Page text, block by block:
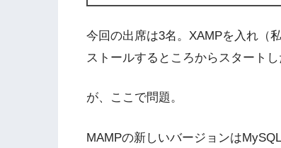
今回の出席は3名。XAMPを入れ（
ストールするところからスタートし
が、ここで問題。
MAMPの新しいバージョンは